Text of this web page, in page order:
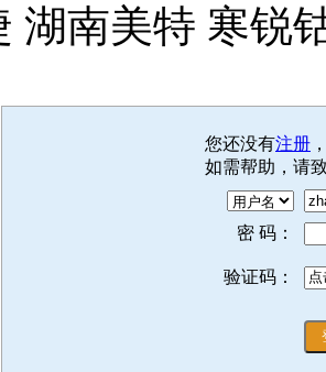
湖南美特 寒锐
您还没有注册
如需帮助，请
密 码：
验证码：